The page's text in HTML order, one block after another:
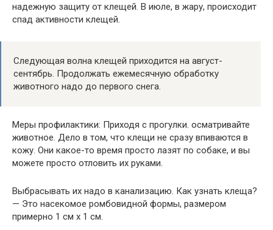
надежную защиту от клещей. В июле, в жару, происходит
спад активности клещей.
Следующая волна клещей приходится на август-
сентябрь. Продолжать ежемесячную обработку
животного надо до первого снега.
Меры профилактики: Приходя с прогулки. осматривайте
животное. Дело в том, что клещи не сразу впиваются в
кожу. Они какое-то время просто лазят по собаке, и вы
можете просто отловить их руками.
Выбрасывать их надо в канализацию. Как узнать клеща?
— Это насекомое ромбовидной формы, размером
примерно 1 см х 1 см.